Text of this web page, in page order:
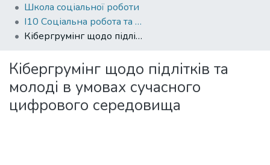
All of DSpace
Школа соціальної роботи
І10 Соціальна робота та консультування
Кібергрумінг щодо підлітків та молоді в умовах сучасного цифрового середовища
Кібергрумінг щодо підлітків та
молоді в умовах сучасного
цифрового середовища